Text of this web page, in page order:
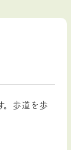
。歩道を歩